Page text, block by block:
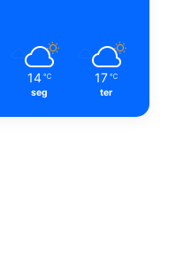
14 ℃
seg
17 ℃
ter